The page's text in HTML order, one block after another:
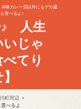
格カレー店以外にもデカ盛
食べるよ♪
♪ 人生
じゃ
てり
町周辺
べるよ